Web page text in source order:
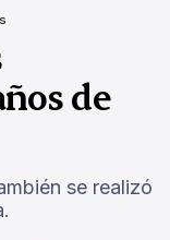
de
se realizó